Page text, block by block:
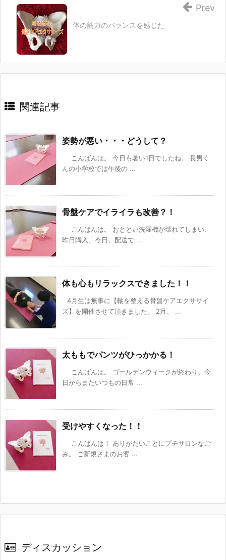
体の筋力のバランスを感じた
Prev
関連記事
姿勢が悪い・・・どうして？
こんばんは。 今日も暑い1日でしたね。 長男く
んの小学校では午後の ...
骨盤ケアでイライラも改善？！
こんばんは。 おととい洗濯機が壊れてしまい、
昨日購入、今日、配送で ...
体も心もリラックスできました！！
4月生は無事に【軸を整える骨盤ケアエクササイ
ズ】を開催させて頂きました。 2月、 ...
太ももでパンツがひっかかる！
こんばんは。 ゴールデンウィークが終わり、今
日からまたいつもの日常 ...
受けやすくなった！！
こんばんは！ ありがたいことにプチサロンなご
み。 ご新規さまのお客 ...
ディスカッション